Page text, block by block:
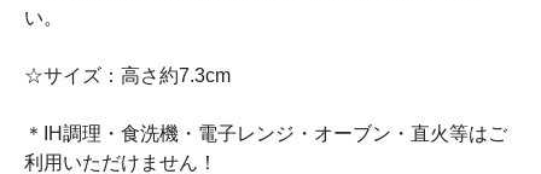
い。
☆サイズ：高さ約7.3cm
＊IH調理・食洗機・電子レンジ・オーブン・直火等はご
利用いただけません！